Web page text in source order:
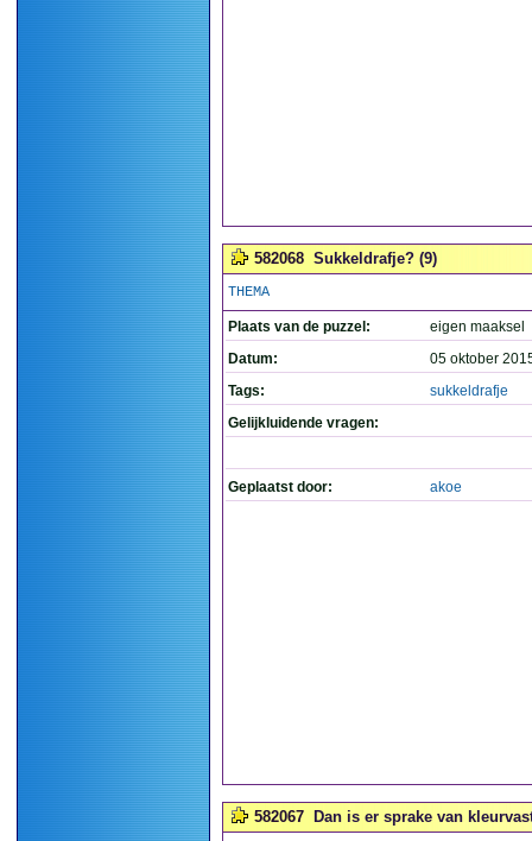
582068 Sukkeldrafje? (9)
THEMA
Plaats van de puzzel:
eigen maaksel
Datum:
05 oktober
Tags:
sukkeldrafje
Gelijkluidende vragen:
Geplaatst door: akoe
582067 Dan is er sprake van